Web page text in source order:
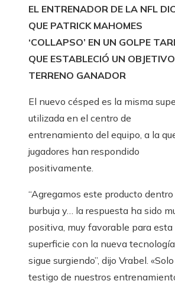
EL ENTRENADOR DE LA NFL
QUE PATRICK MAHOMES
‘COLLAPSO’ EN UN GOLPE
QUE ESTABLECIÓ UN
TERRENO GANADOR
El nuevo césped es la misma
utilizada en el centro de
entrenamiento del equipo, a la
jugadores han respondido
positivamente.
“Agregamos este producto
burbuja y… la respuesta ha sido
positiva, muy favorable para esta
superficie con la nueva
sigue surgiendo”, dijo Vrabel.
testigo de nuestros